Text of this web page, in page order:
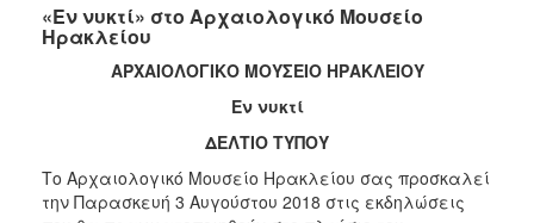
2022
2021
2018
2017
«Εν νυκτί» στο Αρχαιολογικό Μουσείο
Ηρακλείου
ΑΡΧΑΙΟΛΟΓΙΚΟ ΜΟΥΣΕΙΟ ΗΡΑΚΛΕΙΟΥ
Εν νυκτί
ΔΕΛΤΙΟ ΤΥΠΟΥ
Το Αρχαιολογικό Μουσείο Ηρακλείου σας προσκαλεί
την Παρασκευή 3 Αυγούστου 2018 στις εκδηλώσεις